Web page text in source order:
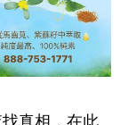
真相，在此